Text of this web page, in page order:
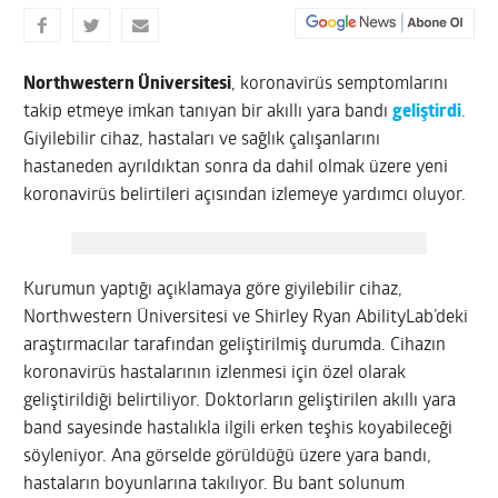
Northwestern Üniversitesi, koronavirüs semptomlarını
takip etmeye imkan tanıyan bir akıllı yara bandıgeliştirdi.
Giyilebilir cihaz, hastaları ve sağlık çalışanlarını
hastaneden ayrıldıktan sonra da dahil olmak üzere yeni
koronavirüs belirtileri açısından izlemeye yardımcı oluyor.
Kurumun yaptığı açıklamaya göre giyilebilir cihaz,
Northwestern Üniversitesi ve Shirley Ryan AbilityLab’deki
araştırmacılar tarafından geliştirilmiş durumda. Cihazın
koronavirüs hastalarının izlenmesi için özel olarak
geliştirildiği belirtiliyor. Doktorların geliştirilen akıllı yara
band sayesinde hastalıkla ilgili erken teşhis koyabileceği
söyleniyor. Ana görselde görüldüğü üzere yara bandı,
hastaların boyunlarına takılıyor. Bu bant solunum